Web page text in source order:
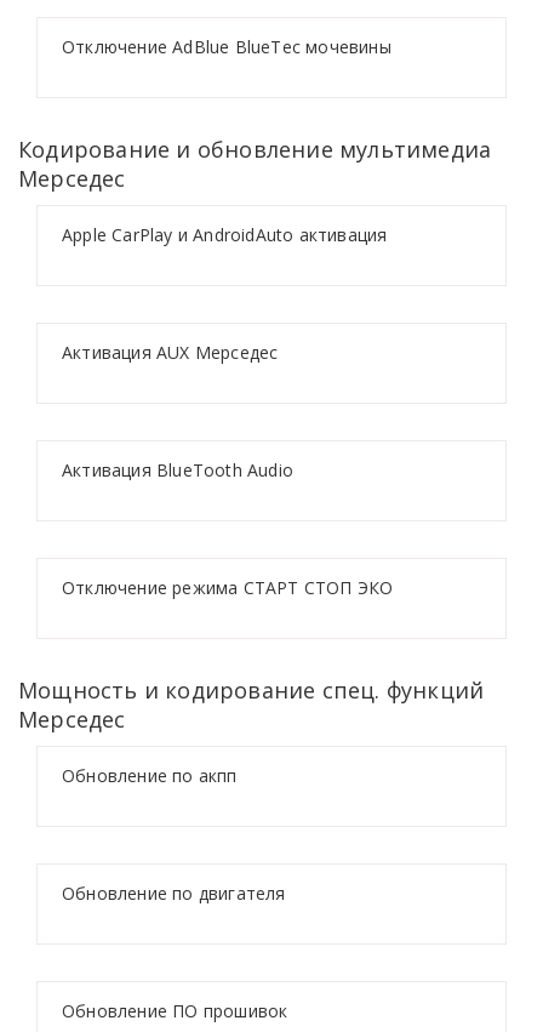
Отключение AdBlue BlueTec мочевины
Кодирование и обновление мультимедиа
Мерседес
Apple CarPlay и AndroidAuto активация
Активация AUX Мерседес
Активация BlueTooth Audio
Отключение режима СТАРТ СТОП ЭКО
Мощность и кодирование спец. функций
Мерседес
Обновление по акпп
Обновление по двигателя
Обновление ПО прошивок